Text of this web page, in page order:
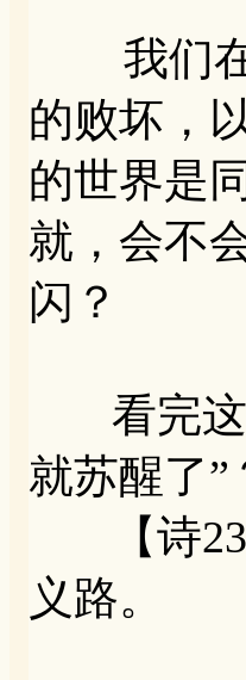
我们在
的败坏，
的世界是
就，会不
闪？
看完这
就苏醒了”
【诗
义路。